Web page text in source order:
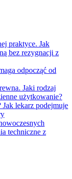
praktyce. Jak
bez rezygnacji z
odpocząć od
Jaki rodzaj
użytkowanie?
lekarz podejmuje
techniczne z